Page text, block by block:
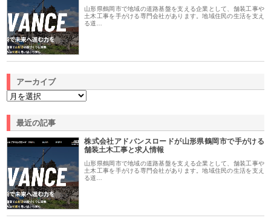
山形県鶴岡市で地域の道路基盤を支える企業として、舗装工事や
土木工事を手がける専門会社があります。地域住民の生活を支え
る道…
アーカイブ
最近の記事
株式会社アドバンスロードが山形県鶴岡市で手がける
舗装土木工事と求人情報
山形県鶴岡市で地域の道路基盤を支える企業として、舗装工事や
土木工事を手がける専門会社があります。地域住民の生活を支え
る道…